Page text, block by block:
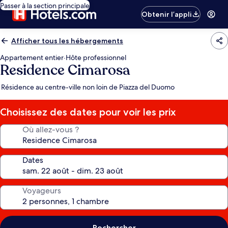
Passer à la section principale
Obtenir l’appli
Afficher tous les hébergements
Appartement entier·Hôte professionnel
Residence Cimarosa
Résidence au centre-ville non loin de Piazza del Duomo
Choisissez des dates pour voir les prix
Où allez-vous ?
Dates
Voyageurs